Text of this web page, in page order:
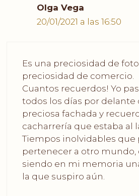
Olga Vega
20/01/2021 a las 16:50
Es una preciosidad de
preciosidad de comercio.
Cuantos recuerdos! Yo
todos los días por delante
preciosa fachada y
cacharrería que estaba al
Tiempos inolvidables que
pertenecer a otro mundo,
siendo en mi memoria
la que suspiro aún.